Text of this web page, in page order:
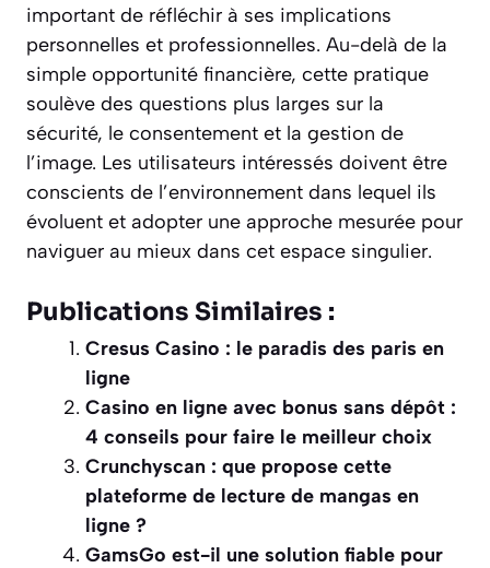
important de réfléchir à ses implications
personnelles et professionnelles. Au-delà de la
simple opportunité financière, cette pratique
soulève des questions plus larges sur la
sécurité, le consentement et la gestion de
l’image. Les utilisateurs intéressés doivent être
conscients de l’environnement dans lequel ils
évoluent et adopter une approche mesurée pour
naviguer au mieux dans cet espace singulier.
Publications Similaires :
Cresus Casino : le paradis des paris en
ligne
Casino en ligne avec bonus sans dépôt :
4 conseils pour faire le meilleur choix
Crunchyscan : que propose cette
plateforme de lecture de mangas en
ligne ?
GamsGo est-il une solution fiable pour